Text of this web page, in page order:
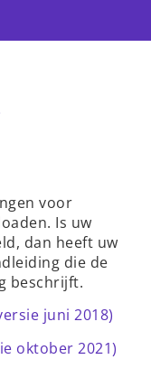
voor
Is uw
dan heeft uw
die de
beschrijft.
juni 2018)
oktober 2021)